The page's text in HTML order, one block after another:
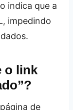
indica que a
impedindo
o link
de